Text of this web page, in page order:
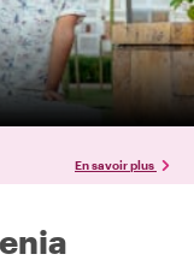
En savoir plus